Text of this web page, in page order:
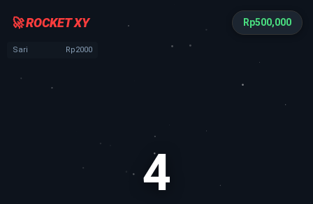
🚀 ROCKET XY Rp500,000
Sari Rp2000
4